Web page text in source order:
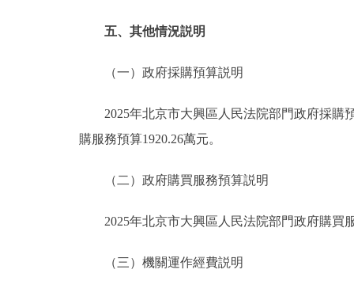
五、其他情況説明
（一）政府採購預算説明
2025年北京市大興區人民法院部門政府採購預
購服務預算1920.26萬元。
（二）政府購買服務預算説明
2025年北京市大興區人民法院部門政府購買
（三）機關運作經費説明